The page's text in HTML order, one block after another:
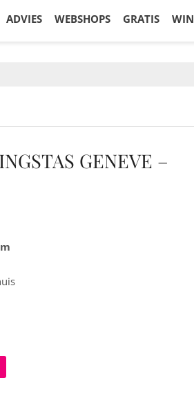
ADVIES WEBSHOPS GRATIS WIN
GENEVE –